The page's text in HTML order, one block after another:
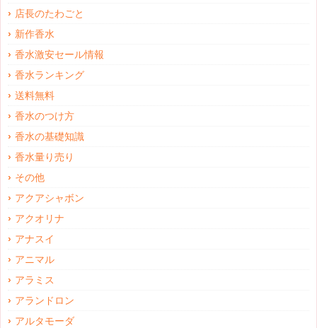
店長のたわごと
新作香水
香水激安セール情報
香水ランキング
送料無料
香水のつけ方
香水の基礎知識
香水量り売り
その他
アクアシャボン
アクオリナ
アナスイ
アニマル
アラミス
アランドロン
アルタモーダ